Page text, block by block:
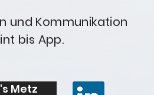
und Kommunikation
bis App.
Metz